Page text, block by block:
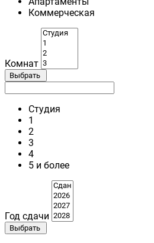
Коммерческая
Комнат
Выбрать
Студия
1
2
3
4
5 и более
Год сдачи
Выбрать